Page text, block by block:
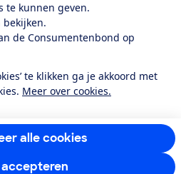
te kunnen geven.
bekijken.
de Consumentenbond op
te klikken ga je akkoord met
Meer over cookies.
alle cookies
Privacyverklaring
nieuws
TwitterInstagram
YoutubeLinkedIn
de Consumentenbondmet gemiddeld